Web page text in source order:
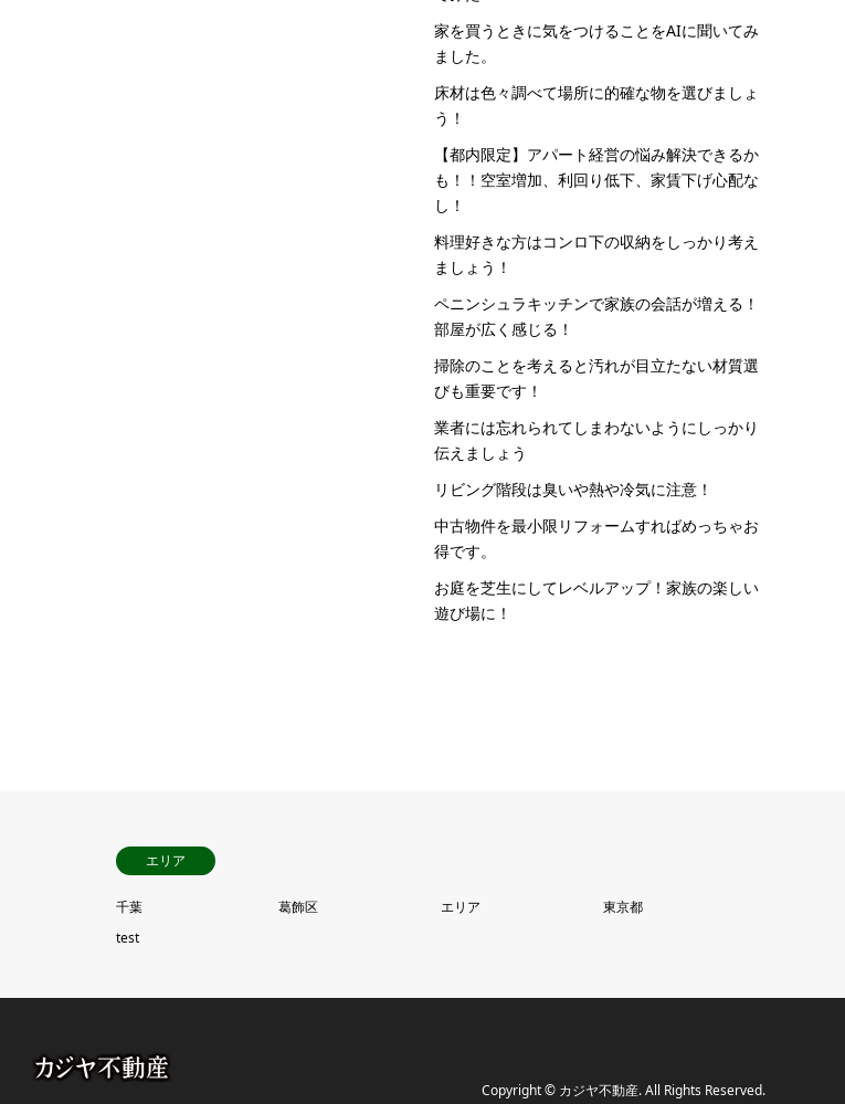
家を買うときに気をつけることをAIに聞いてみ
ました。
床材は色々調べて場所に的確な物を選びましょ
う！
【都内限定】アパート経営の悩み解決できるか
も！！空室増加、利回り低下、家賃下げ心配な
し！
料理好きな方はコンロ下の収納をしっかり考え
ましょう！
ペニンシュラキッチンで家族の会話が増える！
部屋が広く感じる！
掃除のことを考えると汚れが目立たない材質選
びも重要です！
業者には忘れられてしまわないようにしっかり
伝えましょう
リビング階段は臭いや熱や冷気に注意！
中古物件を最小限リフォームすればめっちゃお
得です。
お庭を芝生にしてレベルアップ！家族の楽しい
遊び場に！
エリア
千葉 葛飾区 エリア
東京都
test
Copyright© カジヤ不動産. All Rights Reserved.